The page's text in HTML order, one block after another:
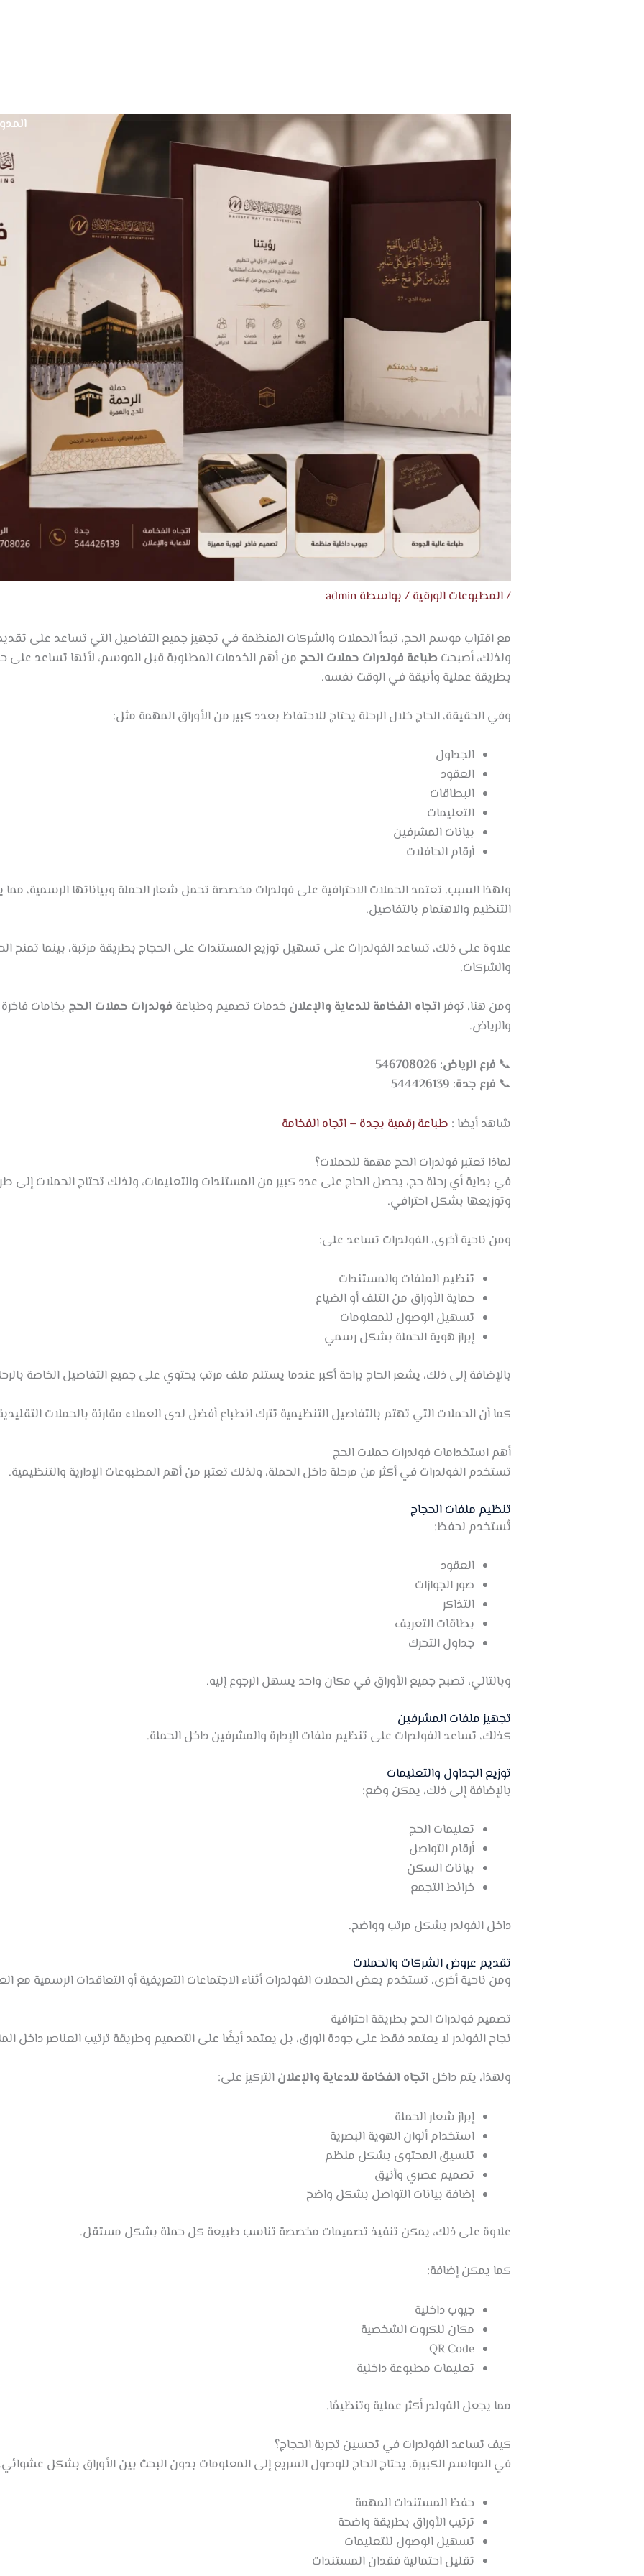
/المطبوعات الورقية/ بواسطة admin
مع اقتراب موسم الحج، تبدأ الحملات والشركات المنظمة في تجهيز جميع التفاصيل التي تساعد على
ولذلك، أصبحتطباعة فولدرات حملات الحج من أهم الخدمات المطلوبة قبل الموسم، لأنها تساعد على
بطريقة عملية وأنيقة في الوقت نفسه.
وفي الحقيقة، الحاج خلال الرحلة يحتاج للاحتفاظ بعدد كبير من الأوراق المهمة مثل:
الجداول
العقود
البطاقات
التعليمات
بيانات المشرفين
أرقام الحافلات
ولهذا السبب، تعتمد الحملات الاحترافية على فولدرات مخصصة تحمل شعار الحملة وبياناتها
التنظيم والاهتمام بالتفاصيل.
علاوة على ذلك، تساعد الفولدرات على تسهيل توزيع المستندات على الحجاج بطريقة مرتبة، بينما تمنح
والشركات.
ومن هنا، توفر اتجاه الفخامة للدعاية والإعلانخدمات تصميم وطباعة فولدرات حملات الحج بخامات
والرياض.
📞 فرع الرياض: 546708026
📞 فرع جدة: 544426139
شاهد أيضا : طباعة رقمية بجدة – اتجاه الفخامة
لماذا تعتبر فولدرات الحج مهمة للحملات؟
في بداية أي رحلة حج، يحصل الحاج على عدد كبير من المستندات والتعليمات، ولذلك تحتاج الحملات إلى
وتوزيعها بشكل احترافي.
ومن ناحية أخرى، الفولدرات تساعد على:
تنظيم الملفات والمستندات
حماية الأوراق من التلف أو الضياع
تسهيل الوصول للمعلومات
إبراز هوية الحملة بشكل رسمي
بالإضافة إلى ذلك، يشعر الحاج براحة أكبر عندما يستلم ملف مرتب يحتوي على جميع التفاصيل الخاصة
كما أن الحملات التي تهتم بالتفاصيل التنظيمية تترك انطباع أفضل لدى العملاء مقارنة بالحملات
أهم استخدامات فولدرات حملات الحج
تستخدم الفولدرات في أكثر من مرحلة داخل الحملة، ولذلك تعتبر من أهم المطبوعات الإدارية والتنظيمية.
تنظيم ملفات الحجاج
تُستخدم لحفظ:
العقود
صور الجوازات
التذاكر
بطاقات التعريف
جداول التحرك
وبالتالي، تصبح جميع الأوراق في مكان واحد يسهل الرجوع إليه.
تجهيز ملفات المشرفين
كذلك، تساعد الفولدرات على تنظيم ملفات الإدارة والمشرفين داخل الحملة.
توزيع الجداول والتعليمات
بالإضافة إلى ذلك، يمكن وضع:
تعليمات الحج
أرقام التواصل
بيانات السكن
خرائط التجمع
داخل الفولدر بشكل مرتب وواضح.
تقديم عروض الشركات والحملات
ومن ناحية أخرى، تستخدم بعض الحملات الفولدرات أثناء الاجتماعات التعريفية أو التعاقدات الرسمية مع
تصميم فولدرات الحج بطريقة احترافية
نجاح الفولدر لا يعتمد فقط على جودة الورق، بل يعتمد أيضًا على التصميم وطريقة ترتيب العناصر داخل
ولهذا، يتم داخل اتجاه الفخامة للدعاية والإعلانالتركيز على:
إبراز شعار الحملة
استخدام ألوان الهوية البصرية
تنسيق المحتوى بشكل منظم
تصميم عصري وأنيق
إضافة بيانات التواصل بشكل واضح
علاوة على ذلك، يمكن تنفيذ تصميمات مخصصة تناسب طبيعة كل حملة بشكل مستقل.
كما يمكن إضافة:
جيوب داخلية
مكان للكروت الشخصية
QR Code
تعليمات مطبوعة داخلية
مما يجعل الفولدر أكثر عملية وتنظيمًا.
كيف تساعد الفولدرات في تحسين تجربة الحجاج؟
في المواسم الكبيرة، يحتاج الحاج للوصول السريع إلى المعلومات بدون البحث بين الأوراق بشكل
حفظ المستندات المهمة
ترتيب الأوراق بطريقة واضحة
تسهيل الوصول للتعليمات
تقليل احتمالية فقدان المستندات